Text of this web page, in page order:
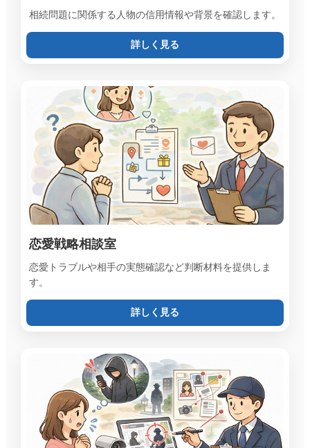
相続問題に関係する人物の信用情報や背景を確認します。
詳しく見る
恋愛戦略相談室
恋愛トラブルや相手の実態確認など判断材料を提供しま
す。
詳しく見る